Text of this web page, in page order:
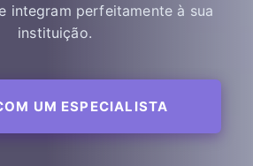
integram perfeitamente à sua
instituição.
UM ESPECIALISTA